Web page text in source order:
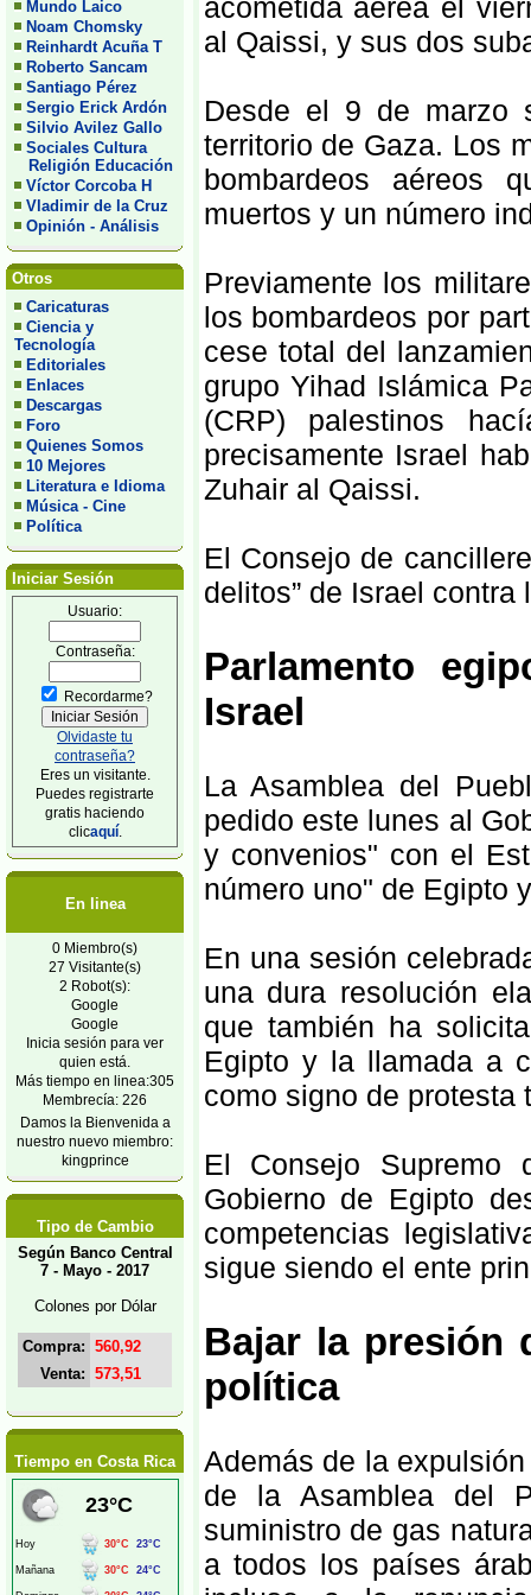
Mundo Laico
Noam Chomsky
Reinhardt Acuña T
Roberto Sancam
Santiago Pérez
Sergio Erick Ardón
Silvio Avilez Gallo
Sociales Cultura
Religión Educación
Víctor Corcoba H
Vladimir de la Cruz
Opinión - Análisis
Otros
Caricaturas
Ciencia y
Tecnología
Editoriales
Enlaces
Descargas
Foro
Quienes Somos
10 Mejores
Literatura e Idioma
Música - Cine
Política
Iniciar Sesión
Usuario:
Contraseña:
Recordarme?
Olvidaste tu
contraseña?
Eres un visitante.
Puedes registrarte
gratis haciendo
clicaquí.
En linea
0 Miembro(s)
27 Visitante(s)
2 Robot(s):
Google
Google
Inicia sesión para ver
quien está.
Más tiempo en linea:305
Membrecía: 226
Damos la Bienvenida a
nuestro nuevo miembro:
kingprince
Tipo de Cambio
Según Banco Central
7 - Mayo - 2017
Colones por Dólar
Compra: 560,92
Venta: 573,51
Tiempo en Costa Rica
acometida aérea el
al Qaissi, y sus dos
Desde el 9 de marzo
territorio de Gaza. Los
bombardeos aéreos
muertos y un número
Previamente los
los bombardeos por
cese total del
grupo Yihad Islámica
(CRP) palestinos
precisamente Israel
Zuhair al Qaissi.
El Consejo de
delitos” de Israel contra
Parlamento
Israel
La Asamblea del
pedido este lunes al
y convenios" con el
número uno" de Egipto
En una sesión
una dura resolución
que también ha
Egipto y la llamada a
como signo de protesta
El Consejo
Gobierno de Egipto
competencias
sigue siendo el ente
Bajar la presión
política
Además de la
de la Asamblea del
suministro de gas
a todos los países